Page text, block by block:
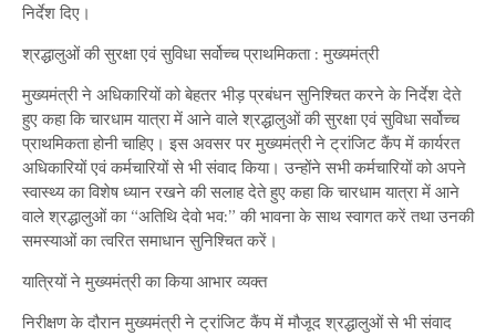
निर्देश दिए।
श्रद्धालुओं की सुरक्षा एवं सुविधा सर्वोच्च प्राथमिकता : मुख्यमंत्री
मुख्यमंत्री ने अधिकारियों को बेहतर भीड़ प्रबंधन सुनिश्चित करने के निर्देश देते
हुए कहा कि चारधाम यात्रा में आने वाले श्रद्धालुओं की सुरक्षा एवं सुविधा सर्वोच्च
प्राथमिकता होनी चाहिए। इस अवसर पर मुख्यमंत्री ने ट्रांजिट कैंप में कार्यरत
अधिकारियों एवं कर्मचारियों से भी संवाद किया। उन्होंने सभी कर्मचारियों को अपने
स्वास्थ्य का विशेष ध्यान रखने की सलाह देते हुए कहा कि चारधाम यात्रा में आने
वाले श्रद्धालुओं का “अतिथि देवो भव:” की भावना के साथ स्वागत करें तथा उनकी
समस्याओं का त्वरित समाधान सुनिश्चित करें।
यात्रियों ने मुख्यमंत्री का किया आभार व्यक्त
निरीक्षण के दौरान मुख्यमंत्री ने ट्रांजिट कैंप में मौजूद श्रद्धालुओं से भी संवाद